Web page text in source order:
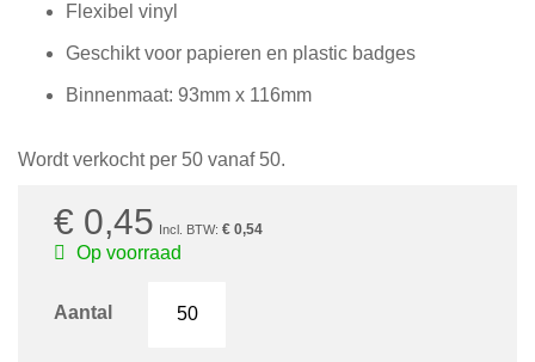
Flexibel vinyl
Geschikt voor papieren en plastic badges
Binnenmaat: 93mm x 116mm
Wordt verkocht per 50 vanaf 50.
€ 0,45 € 0,54
Op voorraad
Aantal